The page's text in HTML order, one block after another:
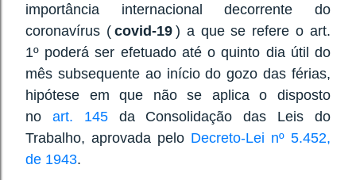
importância internacional decorrente do
coronavírus ( covid-19 ) a que se refere o art.
1º poderá ser efetuado até o quinto dia útil do
mês subsequente ao início do gozo das férias,
hipótese em que não se aplica o disposto
no art. 145da Consolidação das Leis do
Trabalho, aprovada pelo Decreto-Lei nº 5.452,
de 1943.